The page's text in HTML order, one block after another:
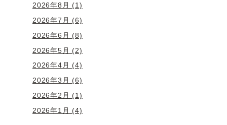
2026年8月 (1)
2026年7月 (6)
2026年6月 (8)
2026年5月 (2)
2026年4月 (4)
2026年3月 (6)
2026年2月 (1)
2026年1月 (4)